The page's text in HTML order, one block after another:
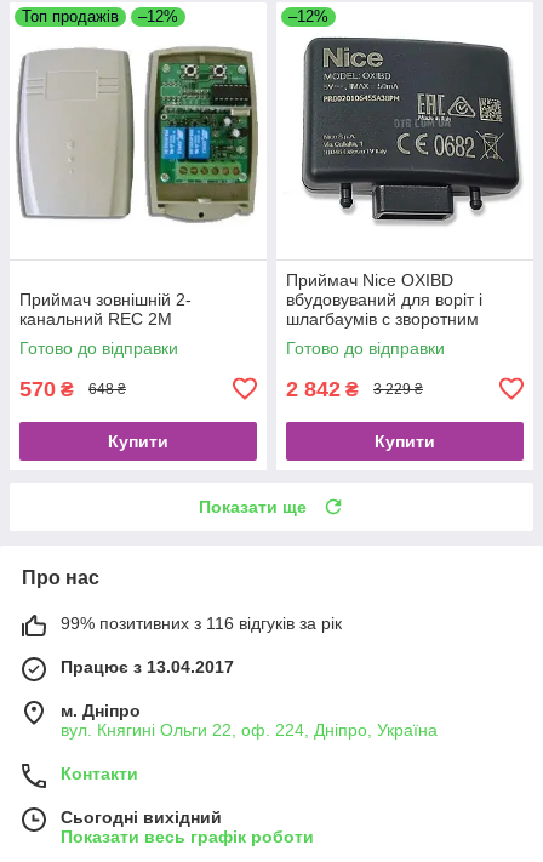
Топ продажів –12%
Приймач зовнішній 2-
канальний REC 2M
Готово до відправки
570 ₴ 648 ₴
Купити
–12%
Приймач Nice OXIBD
вбудовуваний для воріт і
шлагбаумів c зворотним
зв'язком
Готово до відправки
2 842 ₴ 3 229 ₴
Купити
Показати ще
Про нас
99% позитивних з 116 відгуків за рік
Працює з 13.04.2017
м. Дніпро
вул. Княгині Ольги 22, оф. 224, Дніпро, Україна
Контакти
Сьогодні вихідний
Показати весь графік роботи